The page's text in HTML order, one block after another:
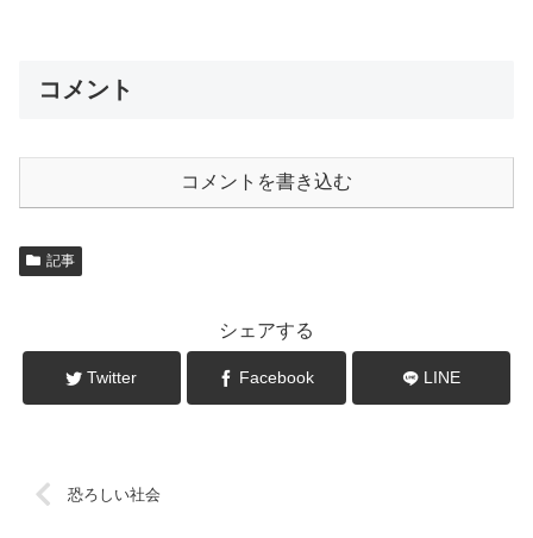
コメント
コメントを書き込む
記事
シェアする
Twitter Facebook LINE
恐ろしい社会